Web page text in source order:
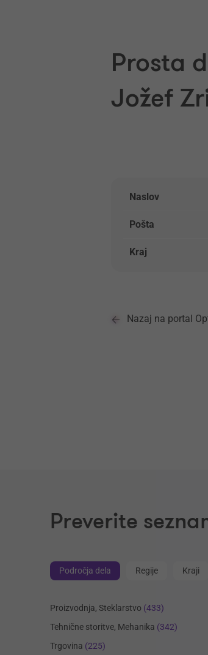
Prosta
Jožef
Naslov
Pošta
Kraj
Nazaj na portal
Preverite
Področja dela Regije Kraji
Proizvodnja, Steklarstvo (433)
Tehnične storitve, Mehanika (342)
Trgovina (225)